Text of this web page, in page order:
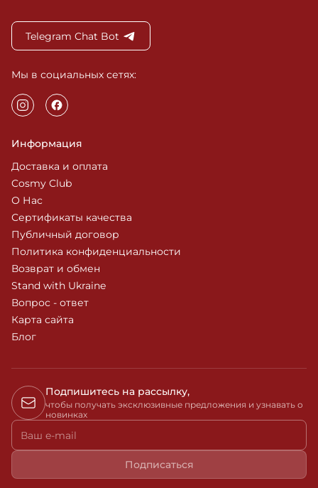
Telegram Chat Bot
Мы в социальных сетях:
Информация
Доставка и оплата
Cosmy Club
О Нас
Сертификаты качества
Публичный договор
Политика конфиденциальности
Возврат и обмен
Stand with Ukraine
Вопрос - ответ
Карта сайта
Блог
Подпишитесь на рассылку,
чтобы получать эксклюзивные предложения и узнавать о
новинках
Ваш e-mail
Подписаться